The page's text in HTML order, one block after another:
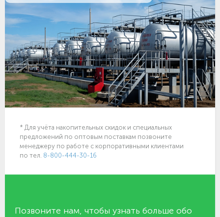
* Для учёта накопительных скидок и специальных
предложений по оптовым поставкам позвоните
менеджеру по работе с корпоративными клиентами
по тел. 8-800-444-30-16
Позвоните нам, чтобы узнать больше обо